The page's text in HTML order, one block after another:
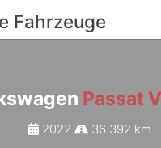
Fahrzeuge
Passat
2022 36 392 km